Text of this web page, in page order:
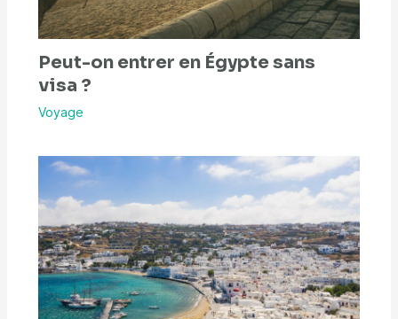
Peut-on entrer en Égypte sans
visa ?
Voyage